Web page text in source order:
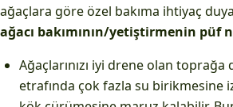
ağaçlara göre özel bakıma ihtiyaç
ağacı bakımının/yetiştirmenin püf
Ağaçlarınızı iyi drene olan
etrafında çok fazla su birikmesine